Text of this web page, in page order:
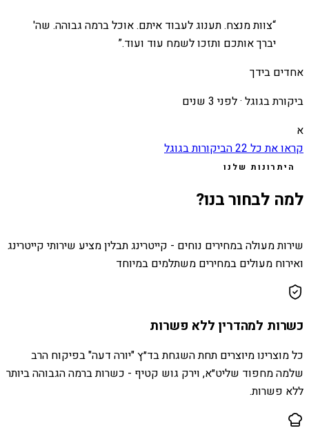
“צוות מנצח. תענוג לעבוד איתם. אוכל ברמה גבוהה. שה'
יברך אותכם ותזכו לשמח עוד ועוד.”
אחדים בידך
ביקורת בגוגל ·לפני 3 שנים
א
קראו את כל22הביקורות בגוגל
היתרונות שלנו
למה לבחור בנו?
שירות מעולה במחירים נוחים - קייטרינג תבלין מציע שירותי קייטרינג
ואירוח מעולים במחירים משתלמים במיוחד
כשרות למהדרין ללא פשרות
כל מוצרינו מיוצרים תחת השגחת בד״ץ "יורה דעה" בפיקוח הרב
שלמה מחפוד שליט״א, וירק גוש קטיף - כשרות ברמה הגבוהה ביותר
ללא פשרות.